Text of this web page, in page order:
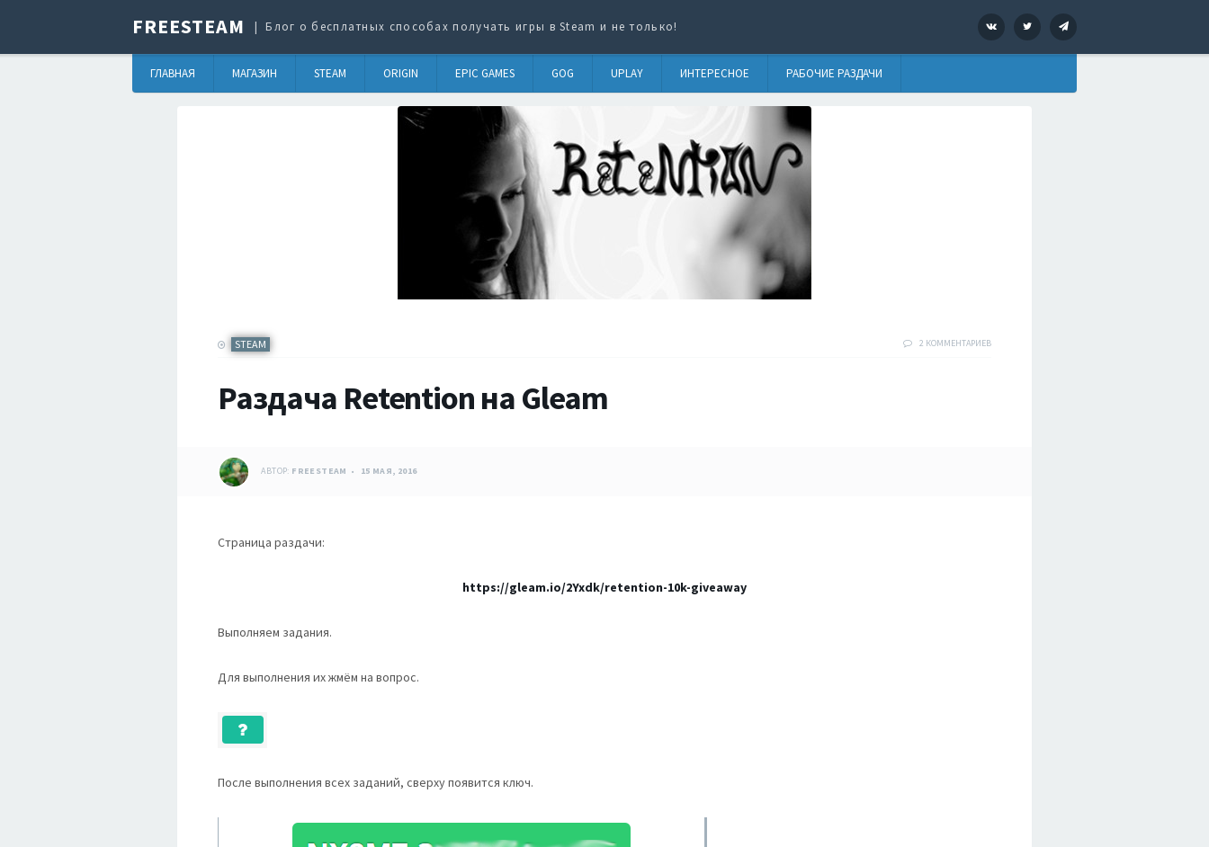
FREESTEAM Блог о бесплатных способах получать игры в Steam и не только! VK Twitter
ГЛАВНАЯ МАГАЗИН STEAM ORIGIN EPIC GAMES GOG UPLAY ИНТЕРЕСНОЕ РАБОЧИЕ РАЗДАЧИ
STEAM 2 КОММЕНТАРИЕВ
Раздача Retention на Gleam
АВТОР: FREESTEAM 15 МАЯ, 2016
Страница раздачи:
https://gleam.io/2Yxdk/retention-10k-giveaway
Выполняем задания.
Для выполнения их жмём на вопрос.
После выполнения всех заданий, сверху появится ключ.